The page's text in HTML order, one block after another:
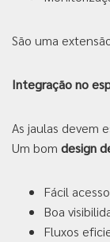
São uma
Integração no
As jaulas devem
Um bom design
Fácil
Boa
Fluxos